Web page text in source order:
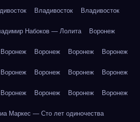
Владивосток Владивосток
Набоков — Лолита Воронеж
Воронеж Воронеж Воронеж Воронеж
Воронеж Воронеж Воронеж Воронеж
Воронеж Воронеж Воронеж Воронеж
Маркес — Сто лет одиночества